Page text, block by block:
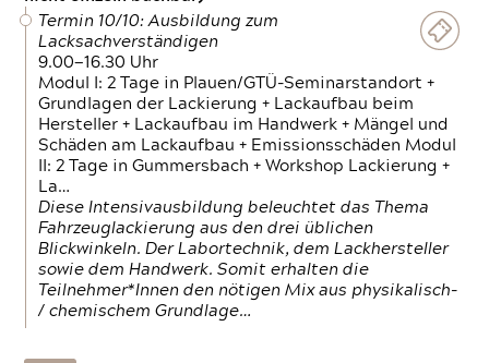
Termin 10/10: Ausbildung zum
Lacksachverständigen
9.00—16.30 Uhr
Modul I: 2 Tage in Plauen/GTÜ-Seminarstandort +
Grundlagen der Lackierung + Lackaufbau beim
Hersteller + Lackaufbau im Handwerk + Mängel und
Schäden am Lackaufbau + Emissionsschäden Modul
II: 2 Tage in Gummersbach + Workshop Lackierung +
La…
Diese Intensivausbildung beleuchtet das Thema
Fahrzeuglackierung aus den drei üblichen
Blickwinkeln. Der Labortechnik, dem Lackhersteller
sowie dem Handwerk. Somit erhalten die
Teilnehmer*Innen den nötigen Mix aus physikalisch-
/ chemischem Grundlage…